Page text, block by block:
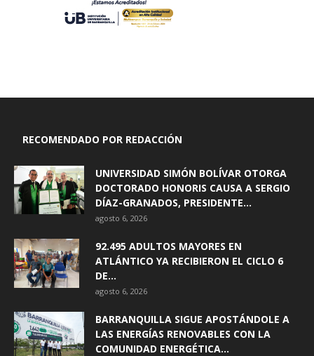
RECOMENDADO POR REDACCIÓN
UNIVERSIDAD SIMÓN BOLÍVAR OTORGA
DOCTORADO HONORIS CAUSA A SERGIO
DÍAZ-GRANADOS, PRESIDENTE...
agosto 6, 2026
92.495 ADULTOS MAYORES EN
ATLÁNTICO YA RECIBIERON EL CICLO 6
DE...
agosto 6, 2026
BARRANQUILLA SIGUE APOSTÁNDOLE A
LAS ENERGÍAS RENOVABLES CON LA
COMUNIDAD ENERGÉTICA...